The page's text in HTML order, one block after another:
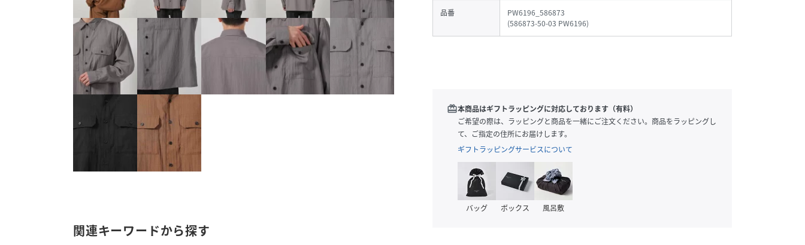
関連キーワードから探す
品番
PW6196_586873
(586873-50-03 PW6196)
redeem本商品はギフトラッピングに対応しております（有料）
ご希望の際は、ラッピングと商品を一緒にご注文ください。商品をラッピングし
て、ご指定の住所にお届けします。
ギフトラッピングサービスについて
バッグ ボックス 風呂敷